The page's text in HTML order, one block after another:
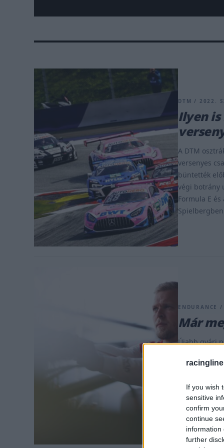
If you wish
sensitive
confirm
continue
information
further
DTM / 2022.
Ilyen is
A DTM
versenyes
büntették
végi botrány
Formula E
ENDURANCE
Már
Újabb gyári
Magnussen
Peugeot,
maradtak.